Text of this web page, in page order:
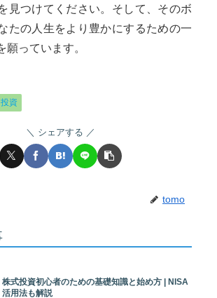
見つけてください。そして、そのボ
たの人生をより豊かにするための一
願っています。
投資
シェアする
tomo
株式投資初心者のための基礎知識と始め方 | NISA
活用法も解説